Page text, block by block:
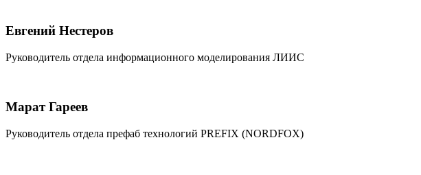
Евгений Нестеров
Руководитель отдела информационного моделирования ЛИИС
Марат Гареев
Руководитель отдела префаб технологий PREFIX (NORDFOX)